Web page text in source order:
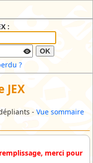
EXtranet
:
OK
?
JEX
- Vue sommaire
merci pour